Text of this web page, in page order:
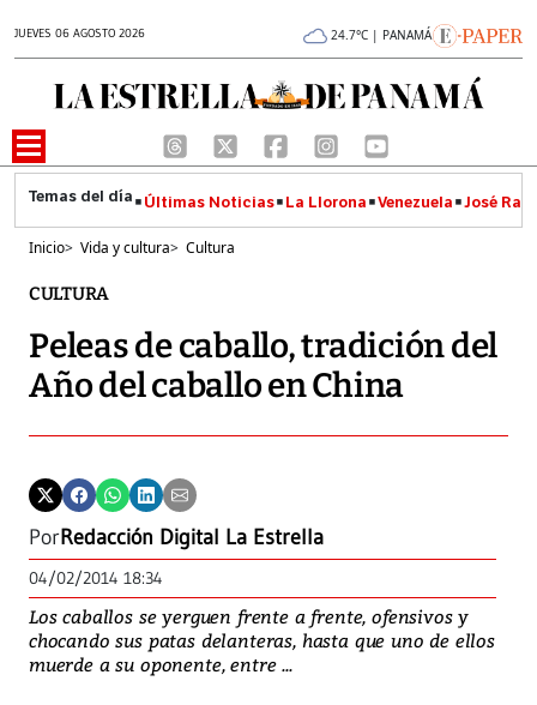
JUEVES 06 AGOSTO 2026 24.7°C | PANAMÁ
Últimas Noticias La Llorona Venezuela José
Inicio> Vida y cultura> Cultura
CULTURA
Peleas de caballo, tradición del
Año del caballo en China
PorRedacción Digital La Estrella
04/02/2014 18:34
Los caballos se yerguen frente a frente, ofensivos y
chocando sus patas delanteras, hasta que uno de ellos
muerde a su oponente, entre ...